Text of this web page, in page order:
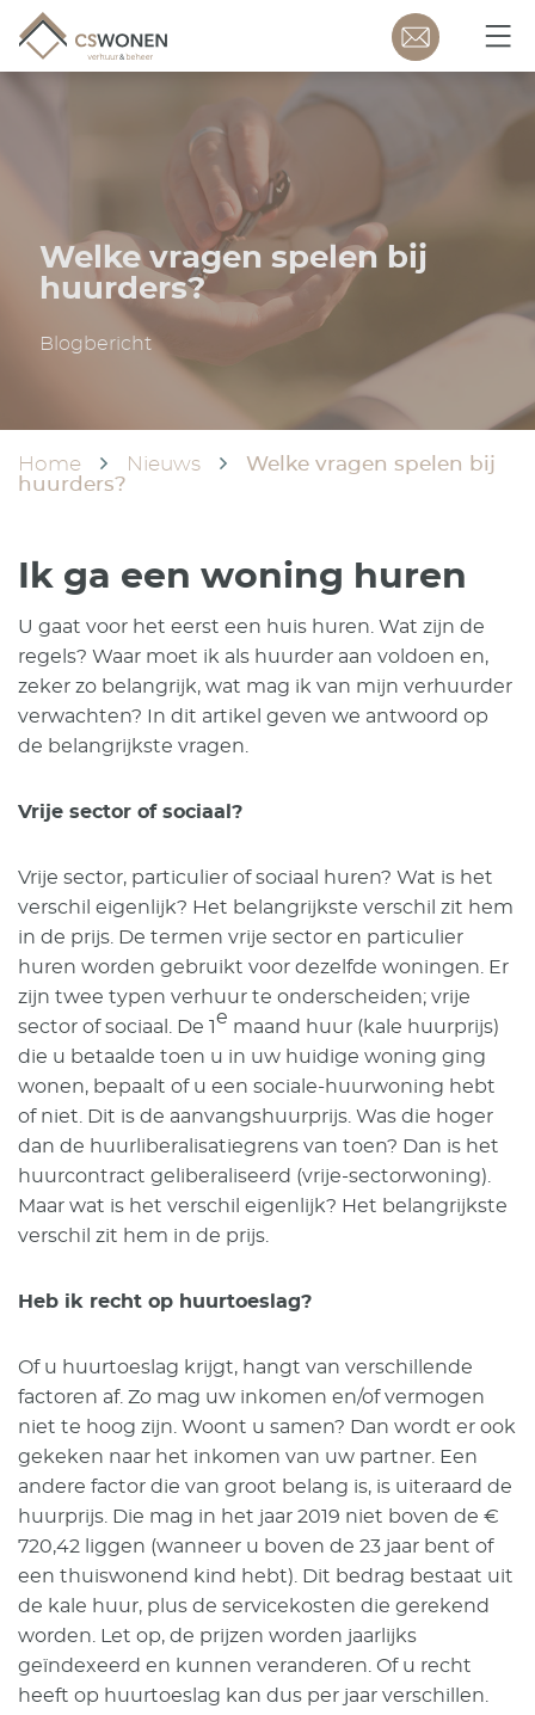
Welke vragen spelen bij
huurders?
Blogbericht
Home Nieuws
Welke vragen spelen bij
huurders?
Ik ga een woning huren
U gaat voor het eerst een huis huren. Wat zijn de
regels? Waar moet ik als huurder aan voldoen en,
zeker zo belangrijk, wat mag ik van mijn verhuurder
verwachten? In dit artikel geven we antwoord op
de belangrijkste vragen.
Vrije sector of sociaal?
Vrije sector, particulier of sociaal huren? Wat is het
verschil eigenlijk? Het belangrijkste verschil zit hem
in de prijs. De termen vrije sector en particulier
huren worden gebruikt voor dezelfde woningen. Er
zijn twee typen verhuur te onderscheiden; vrije
sector of sociaal. De 1e maand huur (kale huurprijs)
die u betaalde toen u in uw huidige woning ging
wonen, bepaalt of u een sociale-huurwoning hebt
of niet. Dit is de aanvangshuurprijs. Was die hoger
dan de huurliberalisatiegrens van toen? Dan is het
huurcontract geliberaliseerd (vrije-sectorwoning).
Maar wat is het verschil eigenlijk? Het belangrijkste
verschil zit hem in de prijs.
Heb ik recht op huurtoeslag?
Of u huurtoeslag krijgt, hangt van verschillende
factoren af. Zo mag uw inkomen en/of vermogen
niet te hoog zijn. Woont u samen? Dan wordt er ook
gekeken naar het inkomen van uw partner. Een
andere factor die van groot belang is, is uiteraard de
huurprijs. Die mag in het jaar 2019 niet boven de €
720,42 liggen (wanneer u boven de 23 jaar bent of
een thuiswonend kind hebt). Dit bedrag bestaat uit
de kale huur, plus de servicekosten die gerekend
worden. Let op, de prijzen worden jaarlijks
geïndexeerd en kunnen veranderen. Of u recht
heeft op huurtoeslag kan dus per jaar verschillen.